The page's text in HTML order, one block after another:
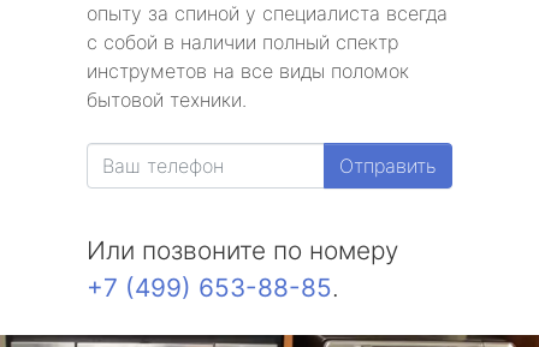
опыту за спиной у специалиста всегда
с собой в наличии полный спектр
инструметов на все виды поломок
бытовой техники.
Отправить
Или позвоните по номеру
+7 (499) 653-88-85.